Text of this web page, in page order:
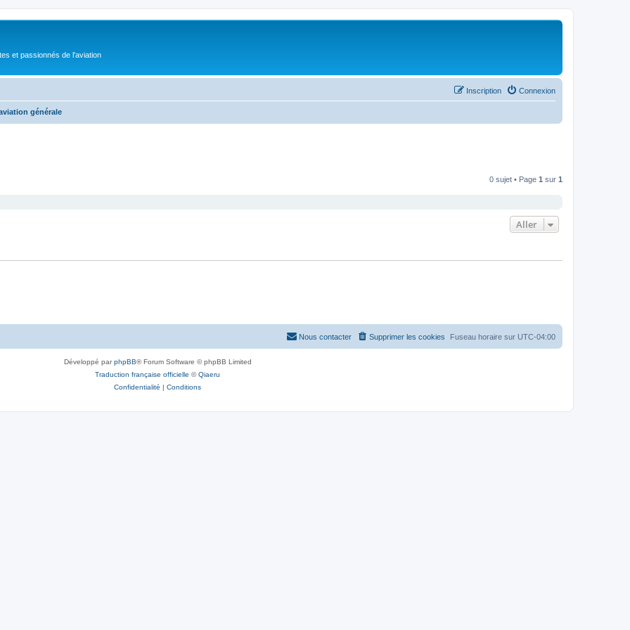
et passionnés de l'aviation
Connexion
Inscription
générale
0 sujet • Page 1 sur 1
Aller
Fuseau horaire sur UTC-04:00
Supprimer les cookies
Nous contacter
Développé parphpBB® Forum Software © phpBB Limited
Traduction française officielle ©Qiaeru
Confidentialité | Conditions